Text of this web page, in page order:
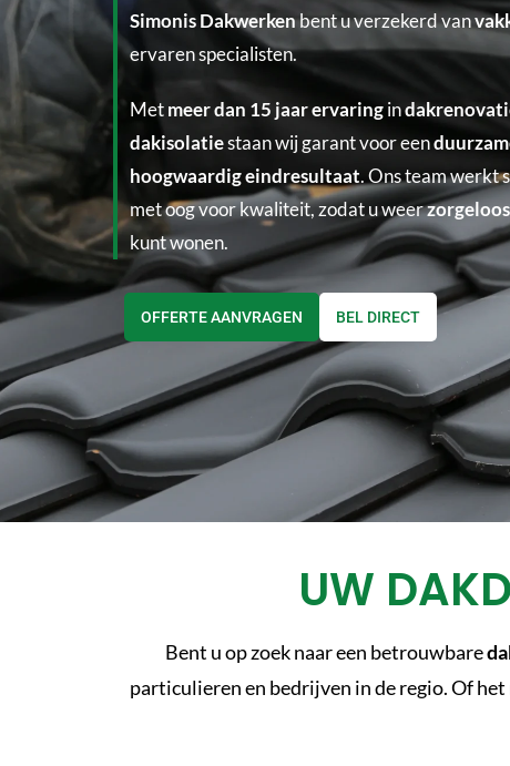
Simonis Dakwerkenbent u verzekerd van
ervaren specialisten.
Metmeer dan 15 jaar ervaringin
dakisolatiestaan wij garant voor een
hoogwaardig eindresultaat. Ons team werkt
met oog voor kwaliteit, zodat u weerzorgeloos
kunt wonen.
OFFERTE AANVRAGEN BEL DIRECT
UW
Bent u op zoek naar een betrouwbare
particulieren en bedrijven in de regio. Of het